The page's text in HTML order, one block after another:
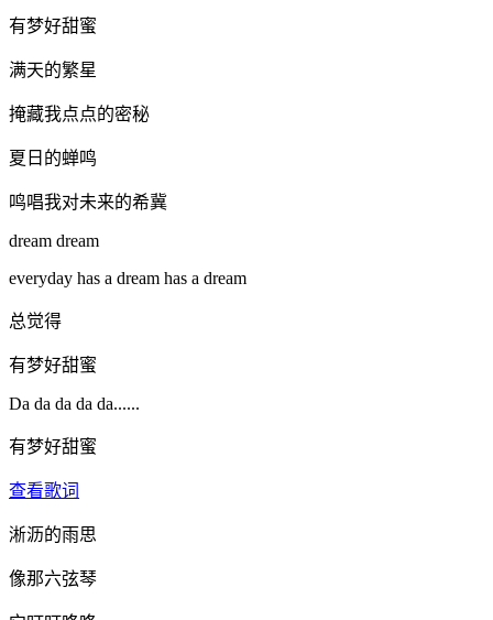
有梦好甜蜜
满天的繁星
掩藏我点点的密秘
夏日的蝉鸣
鸣唱我对未来的希冀
dream dream
everyday has a dream has a dream
总觉得
有梦好甜蜜
Da da da da da......
有梦好甜蜜
查看歌词
淅沥的雨思
像那六弦琴